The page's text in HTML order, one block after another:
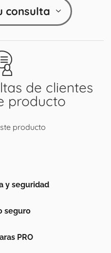
de clientes
producto
producto
consulta
y seguridad
seguro
PRO